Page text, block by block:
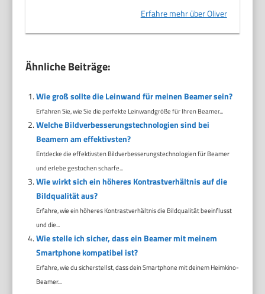
Erfahre mehr über Oliver
Ähnliche Beiträge:
Wie groß sollte die Leinwand für meinen Beamer sein?
Erfahren Sie, wie Sie die perfekte Leinwandgröße für Ihren Beamer...
Welche Bildverbesserungstechnologien sind bei
Beamern am effektivsten?
Entdecke die effektivsten Bildverbesserungstechnologien für Beamer
und erlebe gestochen scharfe...
Wie wirkt sich ein höheres Kontrastverhältnis auf die
Bildqualität aus?
Erfahre, wie ein höheres Kontrastverhältnis die Bildqualität beeinflusst
und die...
Wie stelle ich sicher, dass ein Beamer mit meinem
Smartphone kompatibel ist?
Erfahre, wie du sicherstellst, dass dein Smartphone mit deinem Heimkino-
Beamer...